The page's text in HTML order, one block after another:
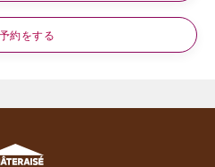
約をする